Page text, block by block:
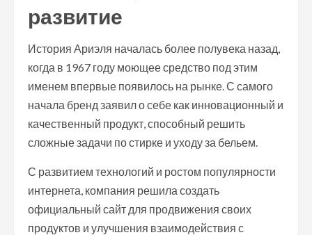
развитие
История Ариэля началась более полувека назад,
когда в 1967 году моющее средство под этим
именем впервые появилось на рынке. С самого
начала бренд заявил о себе как инновационный и
качественный продукт, способный решить
сложные задачи по стирке и уходу за бельем.
С развитием технологий и ростом популярности
интернета, компания решила создать
официальный сайт для продвижения своих
продуктов и улучшения взаимодействия с